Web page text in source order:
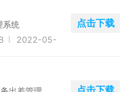
系统
2022-05-
点击下载